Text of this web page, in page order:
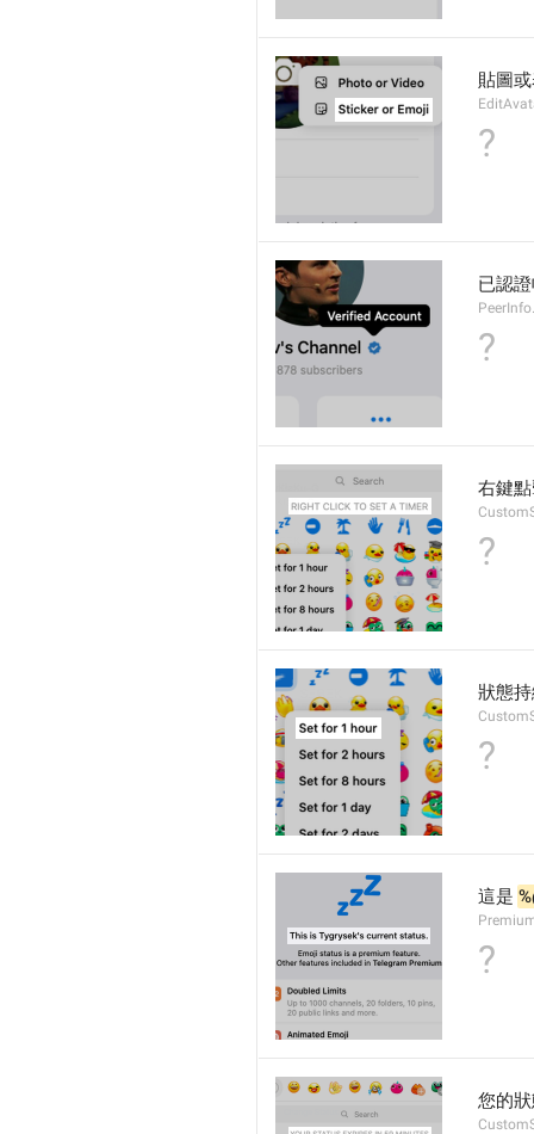
貼圖
?
已認
?
右鍵
?
狀態
?
這是
?
您的